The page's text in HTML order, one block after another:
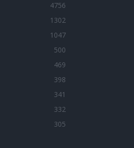
4756
1302
1047
500
469
398
341
332
305